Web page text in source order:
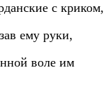
с криком,
ему руки,
воле им